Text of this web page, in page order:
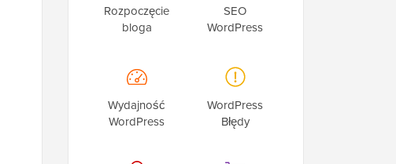
Rozpoczęcie
bloga
SEO
WordPress
Wydajność
WordPress
WordPress
Błędy